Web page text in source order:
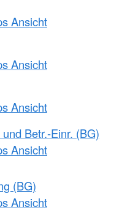
Ansicht
Ansicht
Ansicht
Betr.-Einr. (BG)
Ansicht
(BG)
Ansicht